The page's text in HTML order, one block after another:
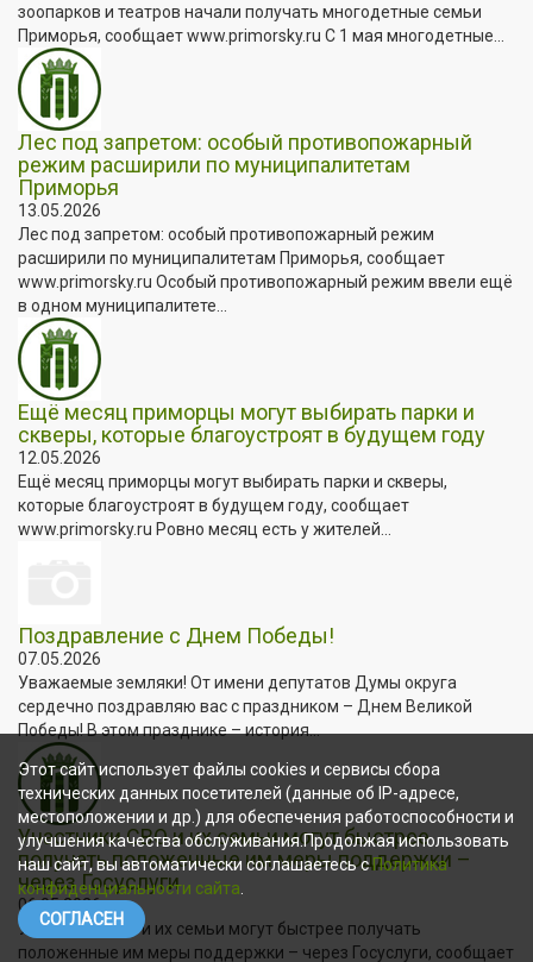
зоопарков и театров начали получать многодетные семьи
Приморья, сообщает www.primorsky.ru С 1 мая многодетные...
Лес под запретом: особый противопожарный
режим расширили по муниципалитетам
Приморья
13.05.2026
Лес под запретом: особый противопожарный режим
расширили по муниципалитетам Приморья, сообщает
www.primorsky.ru Особый противопожарный режим ввели ещё
в одном муниципалитете...
Ещё месяц приморцы могут выбирать парки и
скверы, которые благоустроят в будущем году
12.05.2026
Ещё месяц приморцы могут выбирать парки и скверы,
которые благоустроят в будущем году, сообщает
www.primorsky.ru Ровно месяц есть у жителей...
Поздравление с Днем Победы!
07.05.2026
Уважаемые земляки! От имени депутатов Думы округа
сердечно поздравляю вас с праздником – Днем Великой
Победы! В этом празднике – история...
Участники СВО и их семьи могут быстрее
получать положенные им меры поддержки –
через Госуслуги
06.05.2026
Участники СВО и их семьи могут быстрее получать
положенные им меры поддержки – через Госуслуги, сообщает
Этот сайт использует файлы cookies и сервисы сбора
технических данных посетителей (данные об IP-адресе,
местоположении и др.) для обеспечения работоспособности и
улучшения качества обслуживания.Продолжая использовать
наш сайт, вы автоматически соглашаетесь сПолитика
конфиденциальности сайта
СОГЛАСЕН